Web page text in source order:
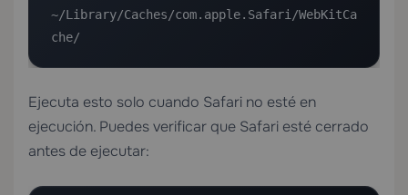
~/Library/Caches/com.apple.Safari/WebKitCa
che/
Ejecuta esto solo cuando Safari no esté en
ejecución. Puedes verificar que Safari esté cerrado
antes de ejecutar: